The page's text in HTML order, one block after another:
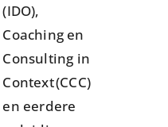
(IDO),
Coaching en
Consulting in
Context (CCC)
en eerdere